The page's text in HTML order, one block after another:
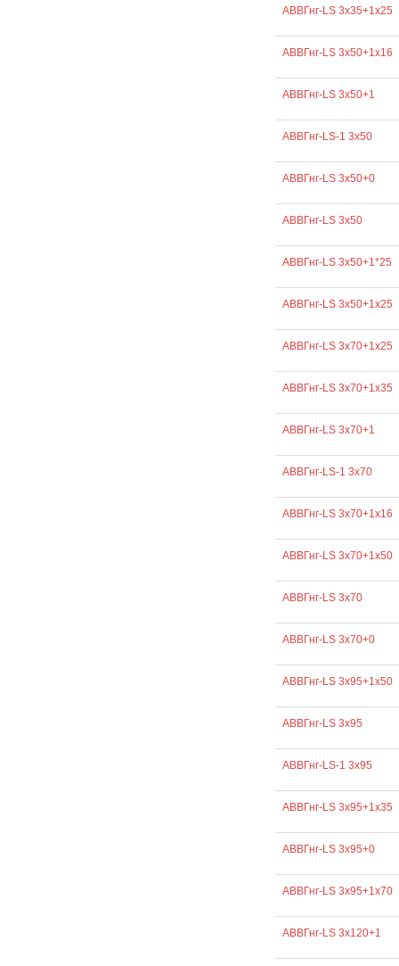
АВВГнг-LS 3х35+1х25
АВВГнг-LS 3х50+1х16
АВВГнг-LS 3х50+1
АВВГнг-LS-1 3х50
АВВГнг-LS 3х50+0
АВВГнг-LS 3х50
АВВГнг-LS 3х50+1*25
АВВГнг-LS 3х50+1х25
АВВГнг-LS 3х70+1х25
АВВГнг-LS 3х70+1х35
АВВГнг-LS 3х70+1
АВВГнг-LS-1 3х70
АВВГнг-LS 3х70+1х16
АВВГнг-LS 3х70+1х50
АВВГнг-LS 3х70
АВВГнг-LS 3х70+0
АВВГнг-LS 3х95+1х50
АВВГнг-LS 3х95
АВВГнг-LS-1 3х95
АВВГнг-LS 3х95+1х35
АВВГнг-LS 3х95+0
АВВГнг-LS 3х95+1х70
АВВГнг-LS 3х120+1